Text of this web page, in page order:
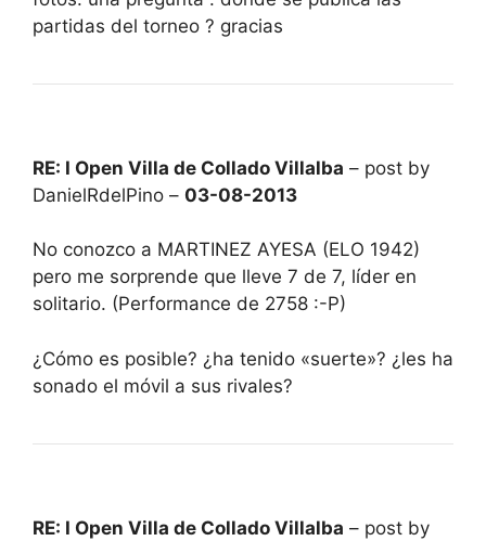
partidas del torneo ? gracias
RE: I Open Villa de Collado Villalba – post by
DanielRdelPino – 03-08-2013
No conozco a MARTINEZ AYESA (ELO 1942)
pero me sorprende que lleve 7 de 7, líder en
solitario. (Performance de 2758 :-P)
¿Cómo es posible? ¿ha tenido «suerte»? ¿les ha
sonado el móvil a sus rivales?
RE: I Open Villa de Collado Villalba – post by